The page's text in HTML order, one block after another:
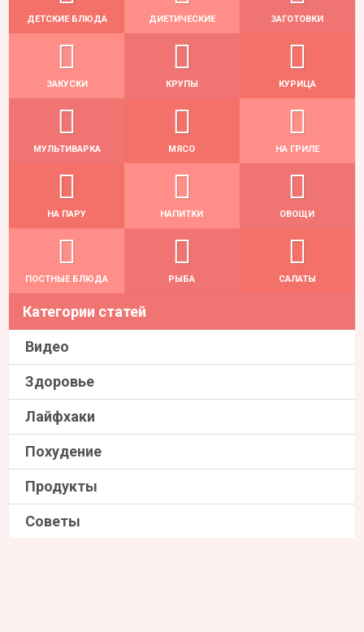
ДЕТСКИЕ БЛЮДА ДИЕТИЧЕСКИЕ ЗАГОТОВКИ
ЗАКУСКИ КРУПЫ КУРИЦА
МУЛЬТИВАРКА МЯСО НА ГРИЛЕ
НА ПАРУ НАПИТКИ ОВОЩИ
ПОСТНЫЕ БЛЮДА РЫБА САЛАТЫ
Категории статей
Видео
Здоровье
Лайфхаки
Похудение
Продукты
Советы